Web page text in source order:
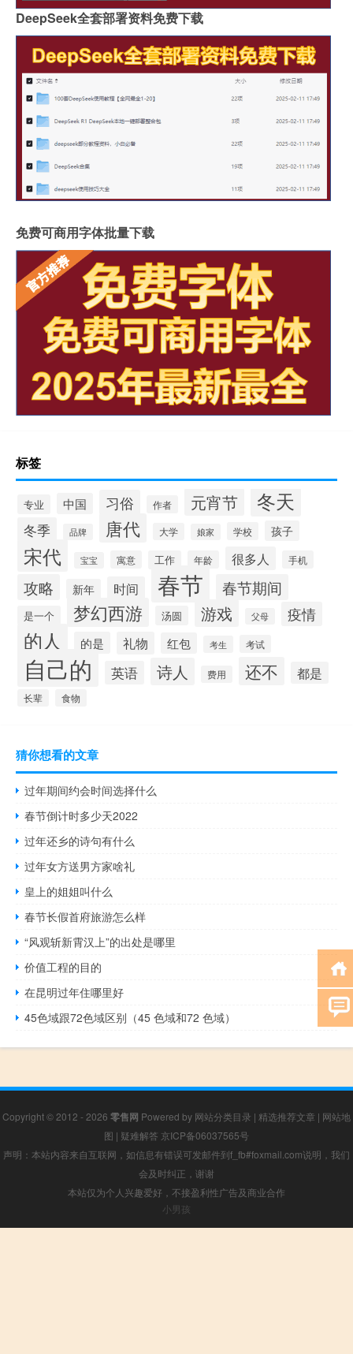
DeepSeek全套部署资料免费下载
免费可商用字体批量下载
标签
专业 中国 习俗 作者 元宵节 冬天
冬季 品牌 唐代 大学 娘家 学校 孩子
宋代 宝宝 寓意 工作 年龄 很多人 手机
攻略 新年 时间 春节 春节期间
是一个 梦幻西游 汤圆 游戏 父母 疫情
的人 的是 礼物 红包 考生 考试
自己的 英语 诗人 费用 还不 都是
长辈 食物
猜你想看的文章
过年期间约会时间选择什么
春节倒计时多少天2022
过年还乡的诗句有什么
过年女方送男方家啥礼
皇上的姐姐叫什么
春节长假首府旅游怎么样
“风观斩新霄汉上”的出处是哪里
价值工程的目的
在昆明过年住哪里好
45色域跟72色域区别（45 色域和72 色域）
Copyright © 2012 - 2026 零售网 Powered by 网站分类目录 | 精选推荐文章 | 网站地
图 | 疑难解答 京ICP备06037565号
声明：本站内容来自互联网，如信息有错误可发邮件到f_fb#foxmail.com说明，我们
会及时纠正，谢谢
本站仅为个人兴趣爱好，不接盈利性广告及商业合作
小男孩